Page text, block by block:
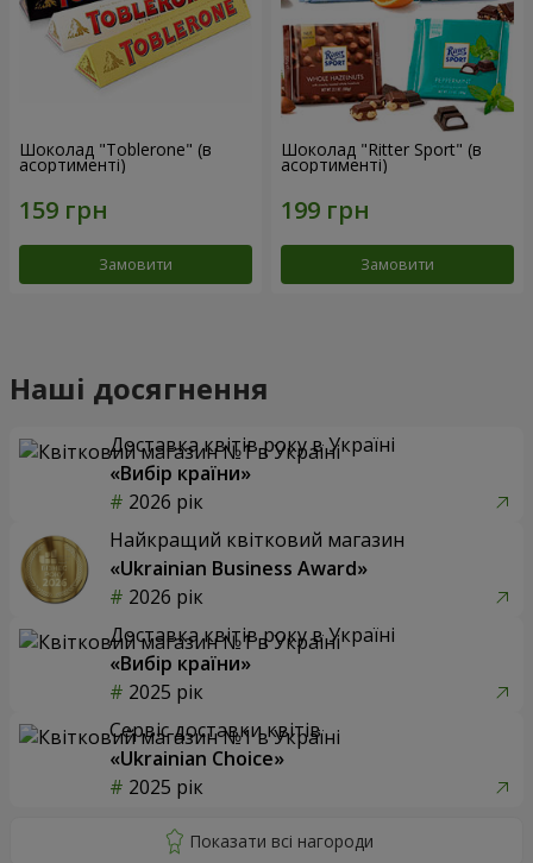
Шоколад "Toblerone" (в
асортименті)
Замовити
Шоколад "Ritter Sport" (в
асортименті)
Замовити
Наші досягнення
Доставка квітів року в Україні
«Вибір країни»
2026 рік
Найкращий квітковий магазин
«Ukrainian Business Award»
2026 рік
Доставка квітів року в Україні
«Вибір країни»
2025 рік
Сервіс доставки квітів
«Ukrainian Choice»
2025 рік